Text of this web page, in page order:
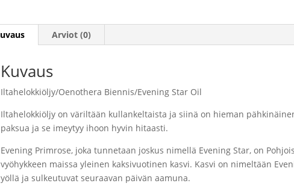
Arviot (0)
Kuvaus
Iltahelokkiöljy/Oenothera Biennis/Evening Star Oil
Iltahelokkiöljy on väriltään kullankeltaista ja siinä on hieman
paksua ja se imeytyy ihoon hyvin hitaasti.
Evening Primrose, joka tunnetaan joskus nimellä Evening Star, on
vyöhykkeen maissa yleinen kaksivuotinen kasvi. Kasvi on nimeltään
yöllä ja sulkeutuvat seuraavan päivän aamuna.